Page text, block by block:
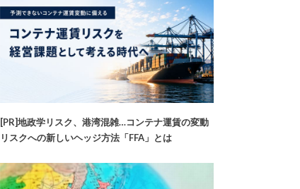
[PR]地政学リスク、港湾混雑…コンテナ運賃の変動
リスクへの新しいヘッジ方法「FFA」とは